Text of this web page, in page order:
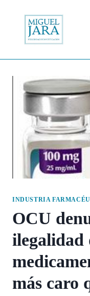
contenido
INDUSTRIA
OCU
ilegalidad
más caro